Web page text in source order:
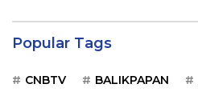
Popular Tags
CNBTV BALIKPAPAN